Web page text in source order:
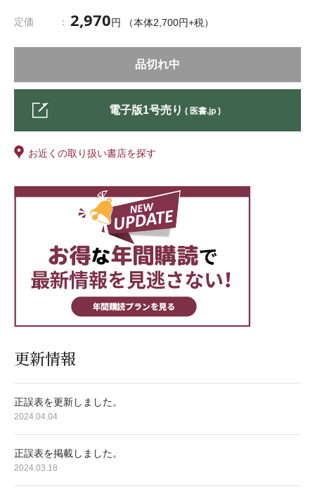
定価 2,970円 （本体2,700円+税）
品切れ中
電子版1号売り ( 医書.jp )
お近くの取り扱い書店を探す
更新情報
正誤表を更新しました。
2024.04.04
正誤表を掲載しました。
2024.03.18